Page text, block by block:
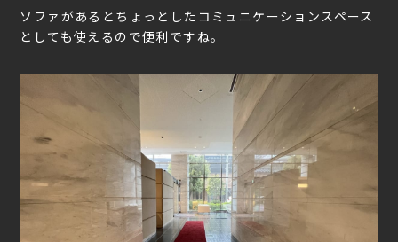
ソファがあるとちょっとしたコミュニケーションスペース
としても使えるので便利ですね。